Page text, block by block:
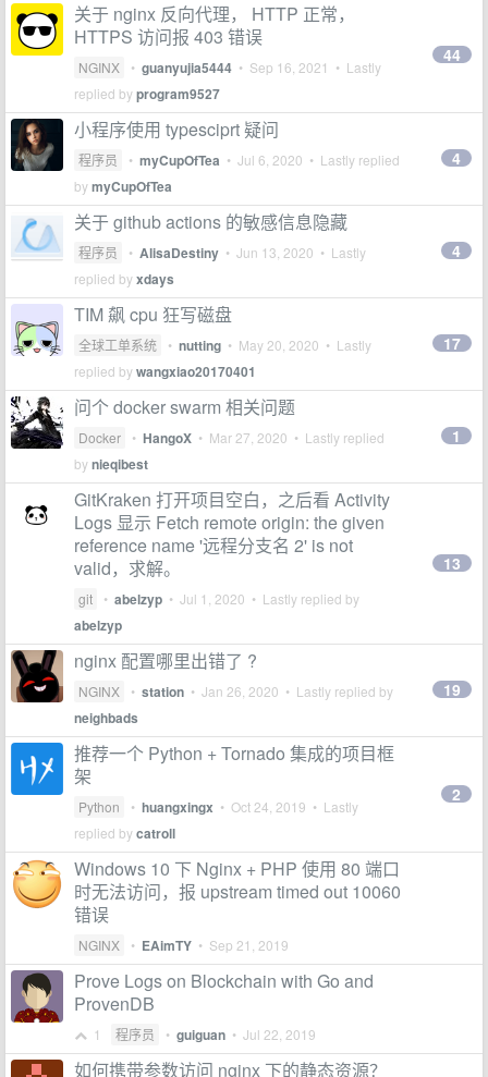
关于 nginx 反向代理， HTTP 正常，
HTTPS 访问报 403 错误
NGINX • guanyujia5444 • Sep 16, 2021 • Lastly
replied byprogram9527
44
小程序使用 typesciprt 疑问
程序员 • myCupOfTea • Jul 6, 2020 • Lastly replied
bymyCupOfTea
4
关于 github actions 的敏感信息隐藏
程序员 • AlisaDestiny • Jun 13, 2020 • Lastly
replied byxdays
4
TIM 飙 cpu 狂写磁盘
全球工单系统 • nutting • May 20, 2020 • Lastly
replied bywangxiao20170401
17
问个 docker swarm 相关问题
Docker • HangoX • Mar 27, 2020 • Lastly replied
bynieqibest
1
GitKraken 打开项目空白，之后看 Activity
Logs 显示 Fetch remote origin: the given
reference name '远程分支名 2' is not
valid，求解。
git • abelzyp • Jul 1, 2020 • Lastly replied by
abelzyp
13
nginx 配置哪里出错了 ?
NGINX • station • Jan 26, 2020 • Lastly replied by
neighbads
19
推荐一个 Python + Tornado 集成的项目框
架
Python • huangxingx • Oct 24, 2019 • Lastly
replied bycatroll
2
Windows 10 下 Nginx + PHP 使用 80 端口
时无法访问，报 upstream timed out 10060
错误
NGINX • EAimTY • Sep 21, 2019
Prove Logs on Blockchain with Go and
ProvenDB
1 程序员 • guiguan • Jul 22, 2019
如何携带参数访问 nginx 下的静态资源？